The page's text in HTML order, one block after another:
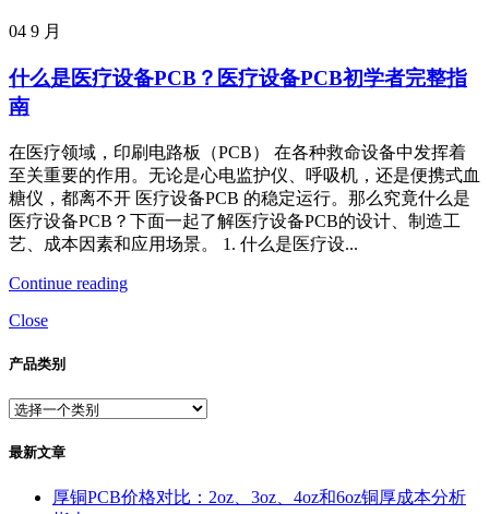
04 9 月
什么是医疗设备PCB？医疗设备PCB初学者完整指
南
在医疗领域，印刷电路板（PCB） 在各种救命设备中发挥着
至关重要的作用。无论是心电监护仪、呼吸机，还是便携式血
糖仪，都离不开 医疗设备PCB 的稳定运行。那么究竟什么是
医疗设备PCB？下面一起了解医疗设备PCB的设计、制造工
艺、成本因素和应用场景。 1. 什么是医疗设...
Continue reading
Close
产品类别
最新文章
厚铜PCB价格对比：2oz、3oz、4oz和6oz铜厚成本分析